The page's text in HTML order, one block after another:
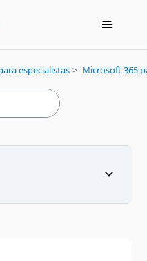
especialistas Microsoft 365